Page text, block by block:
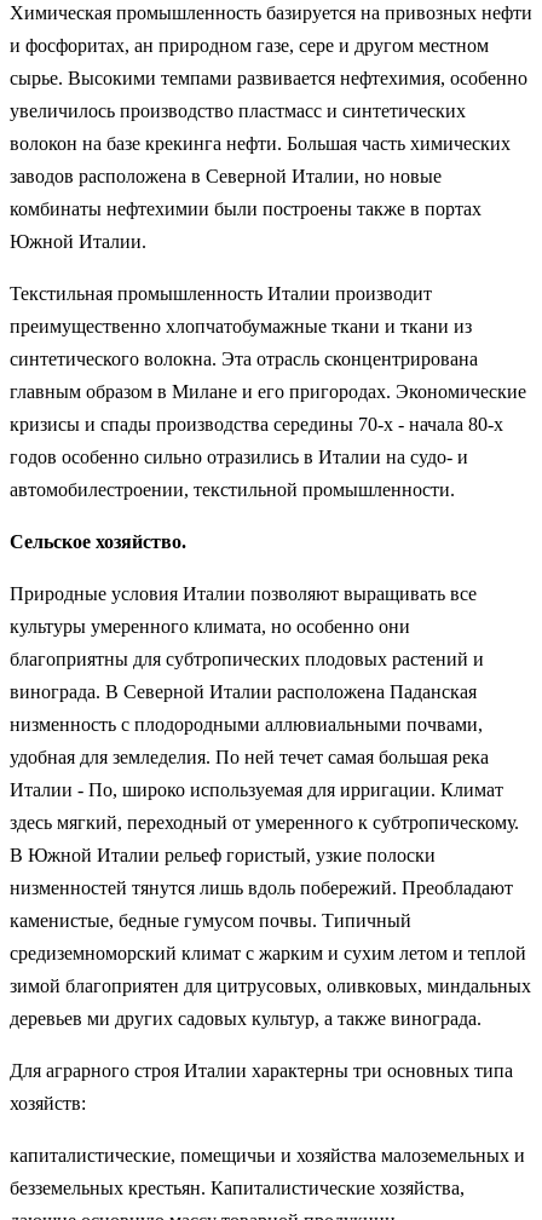
Химическая промышленность базируется на привозных нефти
и фосфоритах, ан природном газе, сере и другом местном
сырье. Высокими темпами развивается нефтехимия, особенно
увеличилось производство пластмасс и синтетических
волокон на базе крекинга нефти. Большая часть химических
заводов расположена в Северной Италии, но новые
комбинаты нефтехимии были построены также в портах
Южной Италии.
Текстильная промышленность Италии производит
преимущественно хлопчатобумажные ткани и ткани из
синтетического волокна. Эта отрасль сконцентрирована
главным образом в Милане и его пригородах. Экономические
кризисы и спады производства середины 70-х - начала 80-х
годов особенно сильно отразились в Италии на судо- и
автомобилестроении, текстильной промышленности.
Сельское хозяйство.
Природные условия Италии позволяют выращивать все
культуры умеренного климата, но особенно они
благоприятны для субтропических плодовых растений и
винограда. В Северной Италии расположена Паданская
низменность с плодородными аллювиальными почвами,
удобная для земледелия. По ней течет самая большая река
Италии - По, широко используемая для ирригации. Климат
здесь мягкий, переходный от умеренного к субтропическому.
В Южной Италии рельеф гористый, узкие полоски
низменностей тянутся лишь вдоль побережий. Преобладают
каменистые, бедные гумусом почвы. Типичный
средиземноморский климат с жарким и сухим летом и теплой
зимой благоприятен для цитрусовых, оливковых, миндальных
деревьев ми других садовых культур, а также винограда.
Для аграрного строя Италии характерны три основных типа
хозяйств:
капиталистические, помещичьи и хозяйства малоземельных и
безземельных крестьян. Капиталистические хозяйства,